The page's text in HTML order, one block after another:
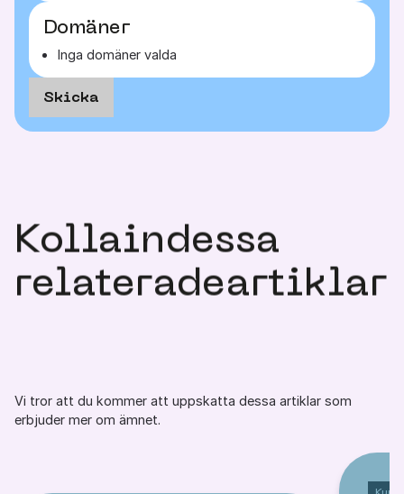
Domäner
Inga domäner valda
Skicka
Kollaindessa
relateradeartiklar
Vi tror att du kommer att uppskatta dessa artiklar som
erbjuder mer om ämnet.